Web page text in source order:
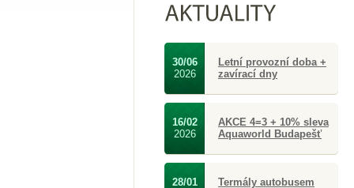
30/06
2026
Letní provozní doba +
zavírací dny
16/02
2026
AKCE 4=3 + 10% sleva
Aquaworld Budapešť
28/01 Termály autobusem